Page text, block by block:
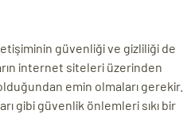
güvenliği ve gizliliği de
internet siteleri üzerinden
emin olmaları gerekir.
gibi güvenlik önlemleri sıkı bir